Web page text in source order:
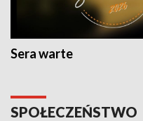
Sera warte
SPOŁECZEŃSTWO